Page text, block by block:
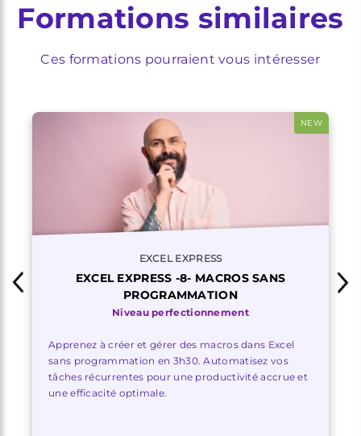
Formations similaires
Ces formations pourraient vous intéresser
NEW
EXCEL EXPRESS
EXCEL EXPRESS -8- MACROS SANS
PROGRAMMATION
Niveau perfectionnement
Apprenez à créer et gérer des macros dans Excel
sans programmation en 3h30. Automatisez vos
tâches récurrentes pour une productivité accrue et
une efficacité optimale.